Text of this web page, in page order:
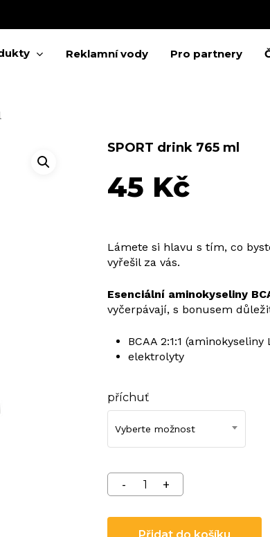
Reklamní vody Pro partnery
Cart
SPORT drink 765 ml
45 Kč
Lámete si hlavu s tím, co
vyřešil za vás.
Esenciální aminokyseliny
vyčerpávají, s bonusem
BCAA 2:1:1
elektrolyty
příchuť
Vyberte možnost